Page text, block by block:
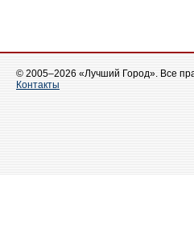
© 2005–2026 «Лучший Город». Все
Контакты